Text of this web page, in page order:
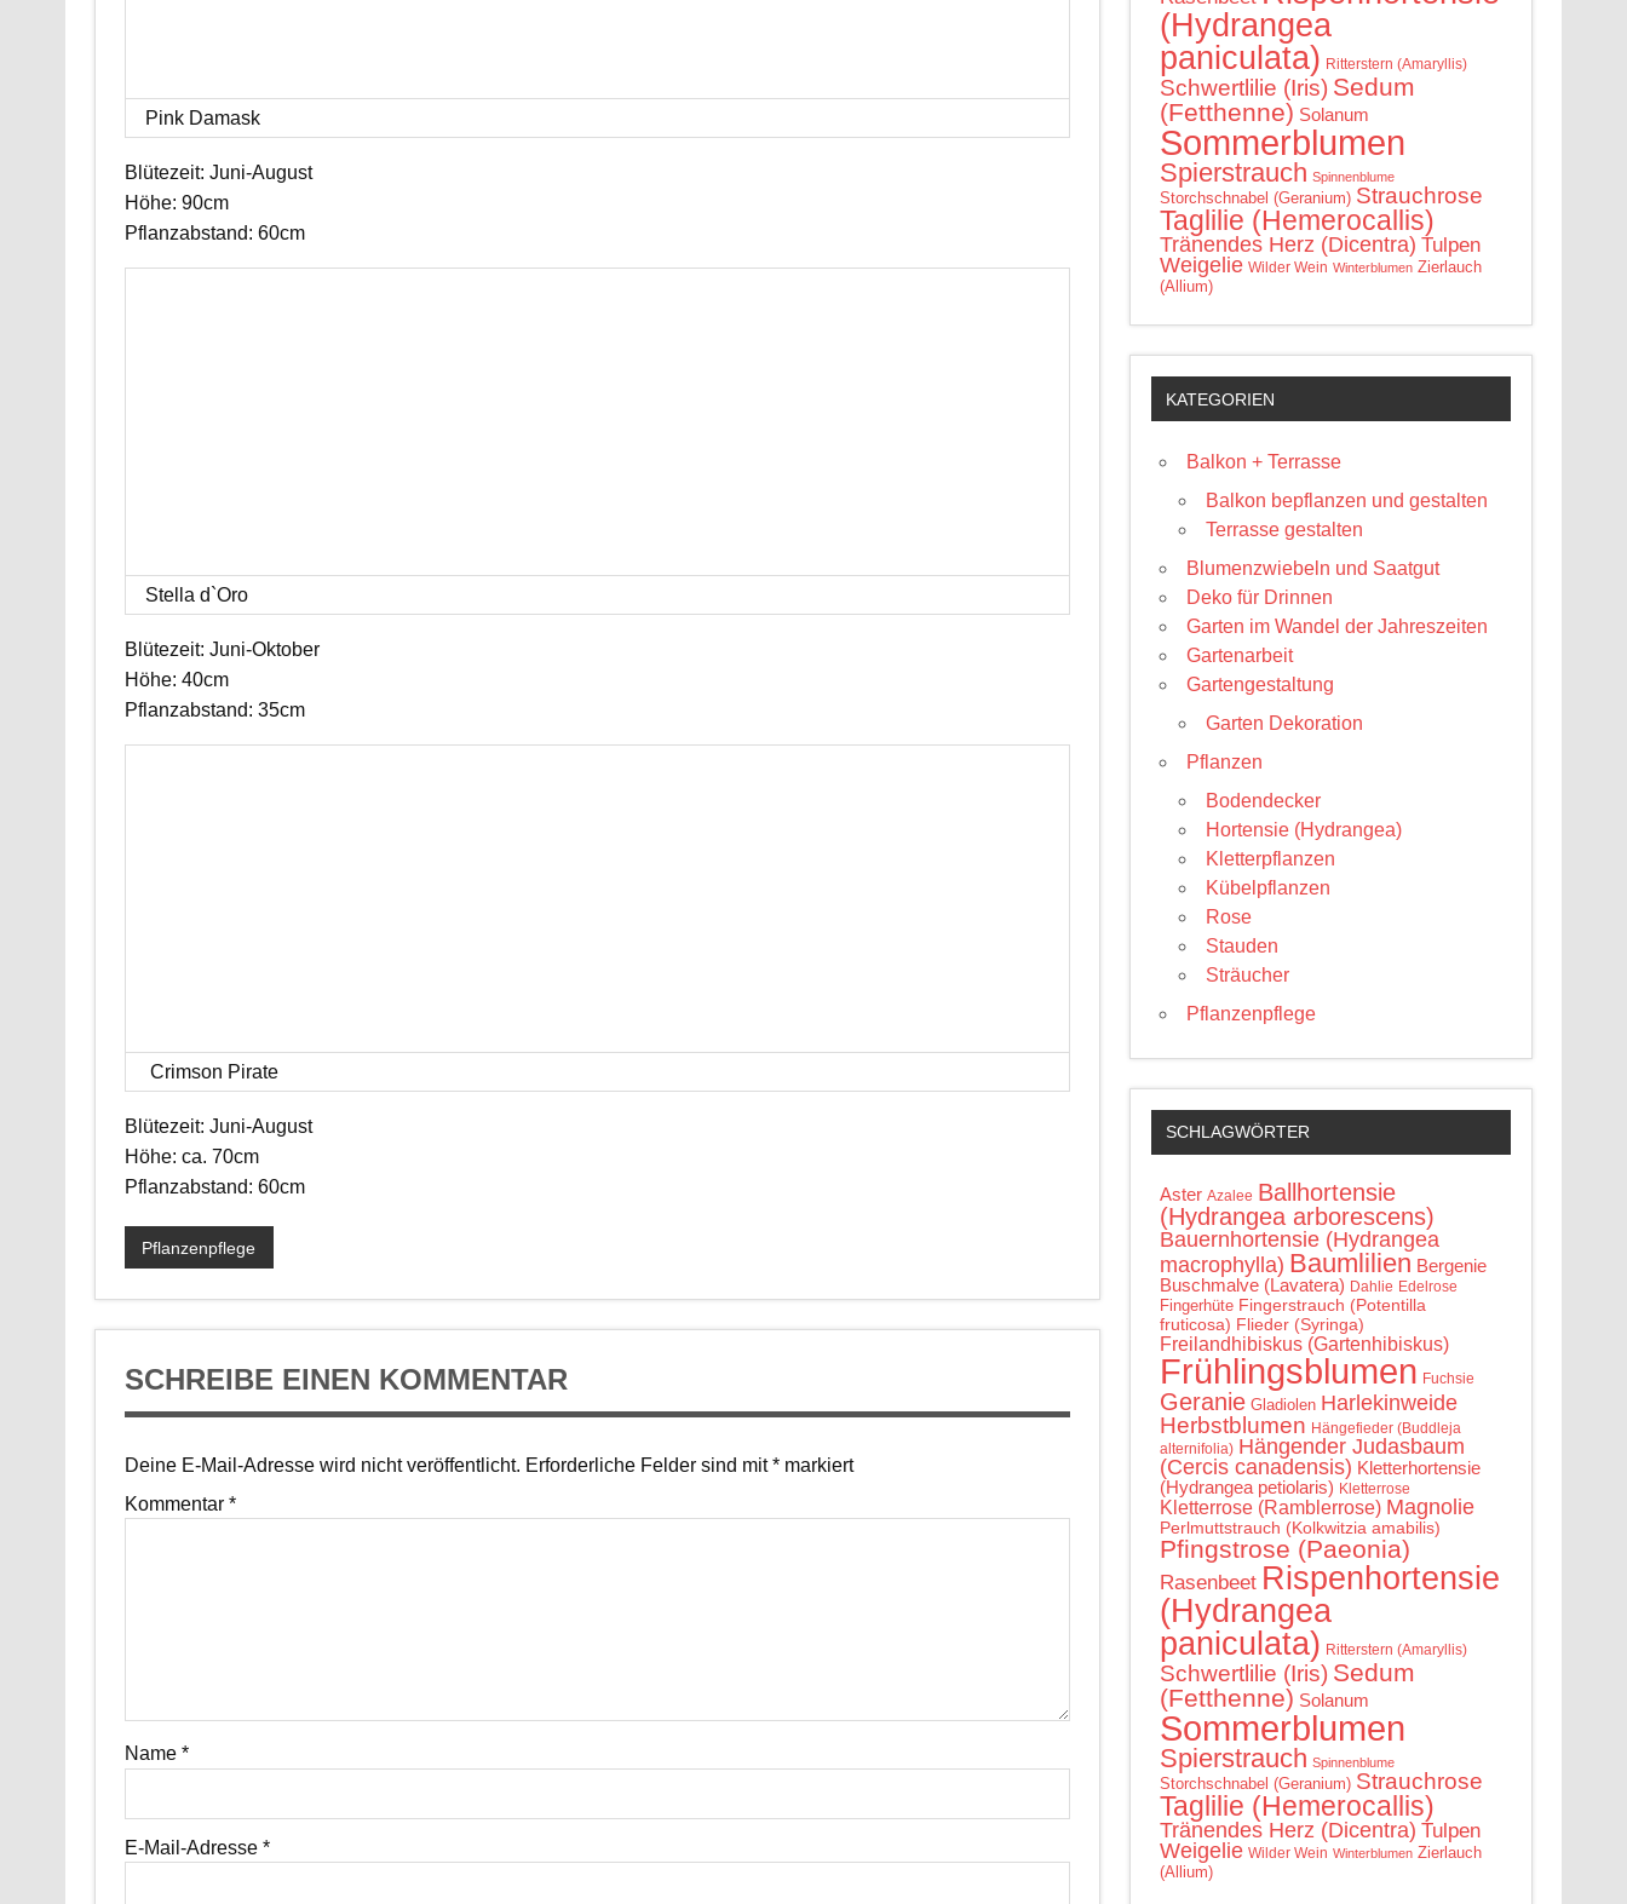
Pink Damask
Blütezeit: Juni-August
Höhe: 90cm
Pflanzabstand: 60cm
Stella d`Oro
Blütezeit: Juni-Oktober
Höhe: 40cm
Pflanzabstand: 35cm
Crimson Pirate
Blütezeit: Juni-August
Höhe: ca. 70cm
Pflanzabstand: 60cm
Pflanzenpflege
SCHREIBE EINEN KOMMENTAR
Deine E-Mail-Adresse wird nicht veröffentlicht. Erforderliche Felder sind mit*markiert
Kommentar *
Name *
E-Mail-Adresse *
(Hydrangea
paniculata) Ritterstern (Amaryllis)
Schwertlilie (Iris) Sedum
(Fetthenne) Solanum
Sommerblumen
Spierstrauch Spinnenblume
Storchschnabel (Geranium) Strauchrose
Taglilie (Hemerocallis)
Tränendes Herz (Dicentra) Tulpen
Weigelie Wilder Wein Winterblumen Zierlauch
(Allium)
KATEGORIEN
Balkon + Terrasse
Balkon bepflanzen und gestalten
Terrasse gestalten
Blumenzwiebeln und Saatgut
Deko für Drinnen
Garten im Wandel der Jahreszeiten
Gartenarbeit
Gartengestaltung
Garten Dekoration
Pflanzen
Bodendecker
Hortensie (Hydrangea)
Kletterpflanzen
Kübelpflanzen
Rose
Stauden
Sträucher
Pflanzenpflege
SCHLAGWÖRTER
Aster Azalee Ballhortensie
(Hydrangea arborescens)
Bauernhortensie (Hydrangea
macrophylla) Baumlilien Bergenie
Buschmalve (Lavatera) Dahlie Edelrose
Fingerhüte Fingerstrauch (Potentilla
fruticosa) Flieder (Syringa)
Freilandhibiskus (Gartenhibiskus)
Frühlingsblumen Fuchsie
Geranie Gladiolen Harlekinweide
Herbstblumen Hängefieder (Buddleja
alternifolia) Hängender Judasbaum
(Cercis canadensis) Kletterhortensie
(Hydrangea petiolaris) Kletterrose
Kletterrose (Ramblerrose) Magnolie
Perlmuttstrauch (Kolkwitzia amabilis)
Pfingstrose (Paeonia)
Rasenbeet Rispenhortensie
(Hydrangea
paniculata) Ritterstern (Amaryllis)
Schwertlilie (Iris) Sedum
(Fetthenne) Solanum
Sommerblumen
Spierstrauch Spinnenblume
Storchschnabel (Geranium) Strauchrose
Taglilie (Hemerocallis)
Tränendes Herz (Dicentra) Tulpen
Weigelie Wilder Wein Winterblumen Zierlauch
(Allium)